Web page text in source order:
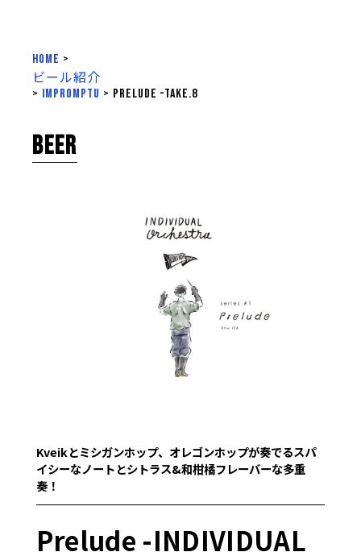
HOME >
ビール紹介
> impromptu > Prelude -take.8
BEER
Kveikとミシガンホップ、オレゴンホップが奏でるスパ
イシーなノートとシトラス&和柑橘フレーバーな多重
奏！
Prelude -INDIVIDUAL